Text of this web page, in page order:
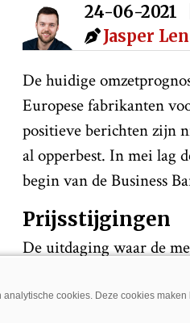
24-06-2021
Jasper
De huidige
Europese fabrikanten
positieve berichten zijn
al opperbest. In mei lag
begin van de Business
Prijsstijgingen
De uitdaging waar de
prijsstijgingen en de
orders op dit moment
cookies. Deze cookies